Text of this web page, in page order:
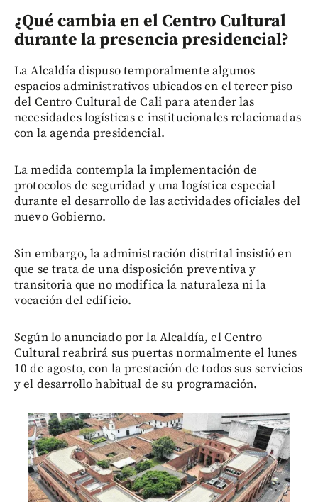
¿Qué cambia en el Centro Cultural
durante la presencia presidencial?
La Alcaldía dispuso temporalmente algunos
espacios administrativos ubicados en el tercer piso
del Centro Cultural de Cali para atender las
necesidades logísticas e institucionales relacionadas
con la agenda presidencial.
La medida contempla la implementación de
protocolos de seguridad y una logística especial
durante el desarrollo de las actividades oficiales del
nuevo Gobierno.
Sin embargo, la administración distrital insistió en
que se trata de una disposición preventiva y
transitoria que no modifica la naturaleza ni la
vocación del edificio.
Según lo anunciado por la Alcaldía, el Centro
Cultural reabrirá sus puertas normalmente el lunes
10 de agosto, con la prestación de todos sus servicios
y el desarrollo habitual de su programación.